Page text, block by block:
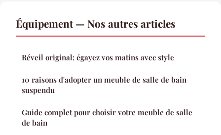
Équipement — Nos autres articles
Réveil original: égayez vos matins avec style
10 raisons d'adopter un meuble de salle de bain
suspendu
Guide complet pour choisir votre meuble de salle
de bain